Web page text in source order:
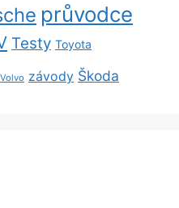
průvodce
Testy Toyota
Volvo závody Škoda